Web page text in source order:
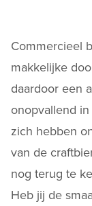
Commercieel
makkelijke
daardoor een
onopvallend
zich hebben
van de
nog terug te
Heb jij de